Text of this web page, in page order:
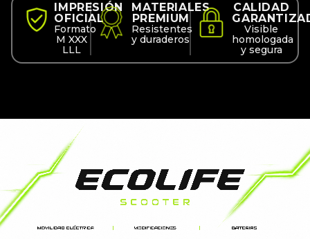
IMPRESIÓN
OFICIAL
Formato
M XXX
LLL
MATERIALES
PREMIUM
Resistentes
y duraderos
CALIDAD
Visible
homologada
y segura